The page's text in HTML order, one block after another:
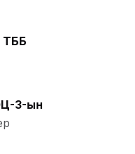
ТББ
3-ын